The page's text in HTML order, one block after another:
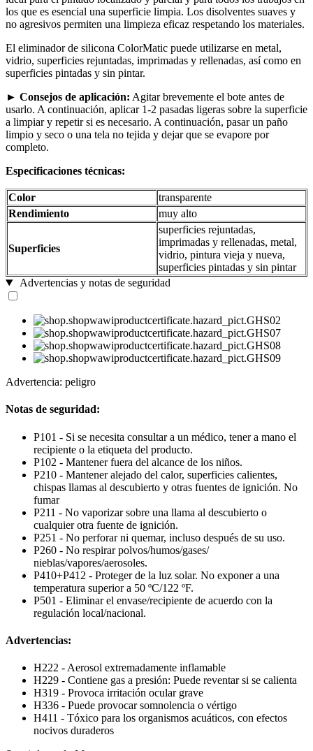
los que es esencial una superficie limpia. Los disolventes suaves y
no agresivos permiten una limpieza eficaz respetando los materiales.
El eliminador de silicona ColorMatic puede utilizarse en metal,
vidrio, superficies rejuntadas, imprimadas y rellenadas, así como en
superficies pintadas y sin pintar.
► Consejos de aplicación: Agitar brevemente el bote antes de
usarlo. A continuación, aplicar 1-2 pasadas ligeras sobre la superficie
a limpiar y repetir si es necesario. A continuación, pasar un paño
limpio y seco o una tela no tejida y dejar que se evapore por
completo.
Especificaciones técnicas:
Color
transparente
Rendimiento
muy alto
Superficies
superficies rejuntadas,
imprimadas y rellenadas, metal,
vidrio, pintura vieja y nueva,
superficies pintadas y sin pintar
Advertencias y notas de seguridad
Advertencia: peligro
Notas de seguridad:
P101 - Si se necesita consultar a un médico, tener a mano el
recipiente o la etiqueta del producto.
P102 - Mantener fuera del alcance de los niños.
P210 - Mantener alejado del calor, superficies calientes,
chispas llamas al descubierto y otras fuentes de ignición. No
fumar
P211 - No vaporizar sobre una llama al descubierto o
cualquier otra fuente de ignición.
P251 - No perforar ni quemar, incluso después de su uso.
P260 - No respirar polvos/humos/gases/
nieblas/vapores/aerosoles.
P410+P412 - Proteger de la luz solar. No exponer a una
temperatura superior a 50 ºC/122 ºF.
P501 - Eliminar el envase/recipiente de acuerdo con la
regulación local/nacional.
Advertencias:
H222 - Aerosol extremadamente inflamable
H229 - Contiene gas a presión: Puede reventar si se calienta
H319 - Provoca irritación ocular grave
H336 - Puede provocar somnolencia o vértigo
H411 - Tóxico para los organismos acuáticos, con efectos
nocivos duraderos